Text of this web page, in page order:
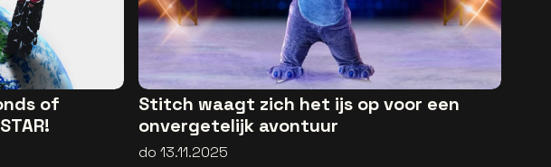
of
Stitch waagt zich het ijs op voor een
onvergetelijk avontuur
do 13.11.2025